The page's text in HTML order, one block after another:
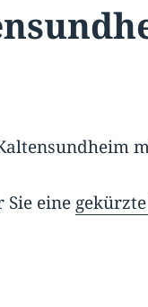
Sie ei­ne